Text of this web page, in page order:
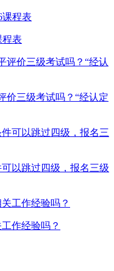
程表
价三级考试吗？“经认定
以跳过四级，报名三级
作经验吗？